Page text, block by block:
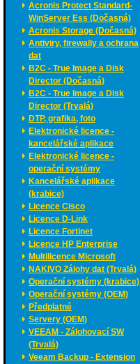
Acronis Protect Standard-
WinServer Ess (Dočasná)
Acronis Storage (Dočasná)
Antiviry, firewally a ochrana
dat
B2C - True Image a Disk
Director (Dočasná)
B2C - True Image a Disk
Director (Trvalá)
DTP, grafika, foto
Elektronické licence -
kancelářské aplikace
Elektronické licence -
operační systémy
Kancelářské aplikace
(krabice)
Licence Cisco
Licence D-Link
Licence Fortinet
Licence HP Enterprise
Multilicence Microsoft
NAKIVO Zálohy dat (Trvalá)
Operační systémy (krabice)
Operační systémy (OEM)
Předplatné
Servery (OEM)
VEEAM - Zálohovací SW
(Trvalá)
Veeam Backup - Extension